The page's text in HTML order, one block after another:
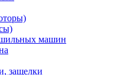
машин
защелки